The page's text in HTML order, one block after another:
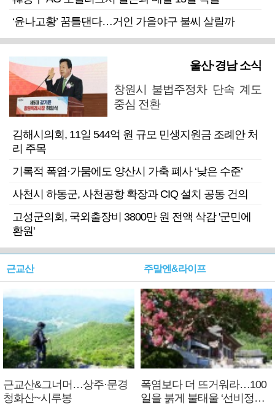
‘윤나고황’ 꿈틀댄다…거인 가을야구 불씨 살릴까
울산·경남 소식
창원시 불법주정차 단속 계도
중심 전환
김해시의회, 11일 544억 원 규모 민생지원금 조례안 처
리 주목
기록적 폭염·가뭄에도 양산시 가축 폐사 ‘낮은 수준’
사천시 하동군, 사천공항 확장과 CIQ 설치 공동 건의
고성군의회, 국외출장비 3800만 원 전액 삭감 '군민에
환원'
근교산
근교산&그너머…상주·문경
청화산~시루봉
주말엔&라이프
폭염보다 더 뜨거워라…100
일을 붉게 불태울 ‘선비정신’